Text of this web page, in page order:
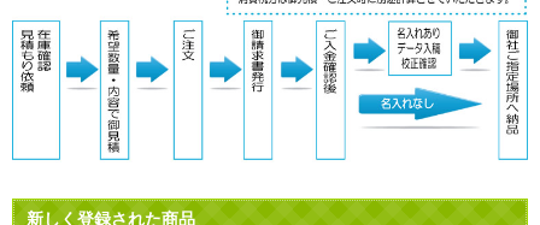
新しく登録された商品